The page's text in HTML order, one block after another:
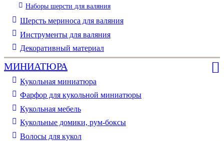
Наборы шерсти для валяния
Шерсть мериноса для валяния
Инструменты для валяния
Декоративный материал
МИНИАТЮРА
Кукольная миниатюра
Фарфор для кукольной миниатюры
Кукольная мебель
Кукольные домики, рум-боксы
Волосы для кукол